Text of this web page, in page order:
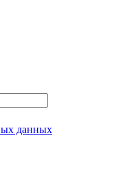
данных